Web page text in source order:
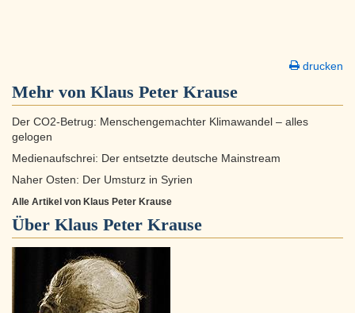
drucken
Mehr von Klaus Peter Krause
Der CO2-Betrug: Menschengemachter Klimawandel – alles
gelogen
Medienaufschrei: Der entsetzte deutsche Mainstream
Naher Osten: Der Umsturz in Syrien
Alle Artikel von Klaus Peter Krause
Über Klaus Peter Krause